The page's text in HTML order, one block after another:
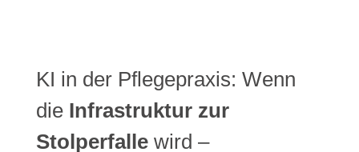
KI in der Pflegepraxis: Wenn
die Infrastruktur zur
Stolperfallewird –